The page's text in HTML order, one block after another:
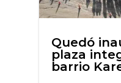
Quedó
plaza
barrio